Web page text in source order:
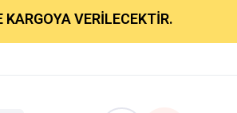
VERİLECEKTİR.